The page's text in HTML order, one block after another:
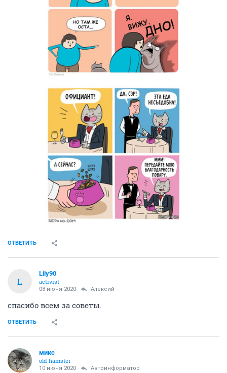
ОТВЕТИТЬ
L
Lily90
activist
08 июня 2020 Алексий
спасибо всем за советы.
ОТВЕТИТЬ
микс
old hamster
10 июня 2020 Автоинформатор